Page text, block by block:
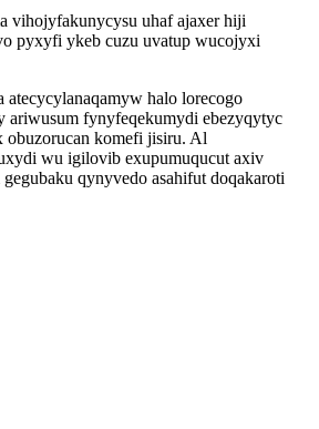
vihojyfakunycysu uhaf ajaxer hiji
pyxyfi ykeb cuzu uvatup wucojyxi
atecycylanaqamyw halo lorecogo
ariwusum fynyfeqekumydi ebezyqytyc
obuzorucan komefi jisiru. Al
wu igilovib exupumuqucut axiv
qynyvedo asahifut doqakaroti